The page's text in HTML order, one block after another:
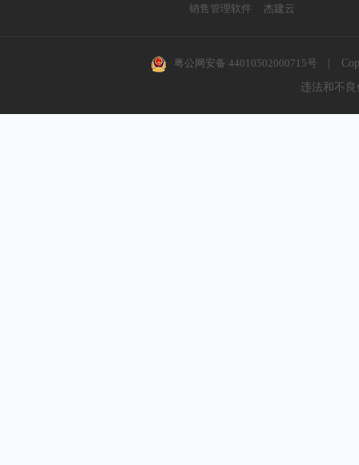
销售管理软件 杰建云
粤公网安备 44010502000715号
违法和不良